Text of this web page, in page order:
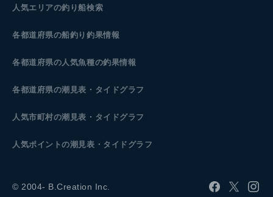
人気エリアの釣り船検索
各都道府県の船釣り釣果情報
各都道府県の人気魚種の釣果情報
各都道府県の潮見表 ・タイドグラフ
人気市町村の潮見表・タイドグラフ
人気ポイントの潮見表・タイドグラフ
© 2004- B.Creation Inc.